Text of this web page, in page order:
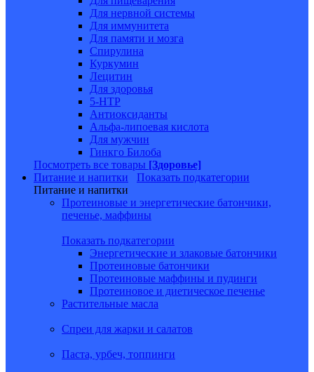
Для нервной системы
Для иммунитета
Для памяти и мозга
Спирулина
Куркумин
Лецитин
Для здоровья
5-HTP
Антиоксиданты
Альфа-липоевая кислота
Для мужчин
Гинкго Билоба
Посмотреть все товары [Здоровье]
Питание и напитки
Показать подкатегории
Питание и напитки
Протеиновые и энергетические батончики,
печенье, маффины
Показать подкатегории
Энергетические и злаковые батончики
Протеиновые батончики
Протеиновые маффины и пудинги
Протеиновое и диетическое печенье
Растительные масла
Спреи для жарки и салатов
Паста, урбеч, топпинги